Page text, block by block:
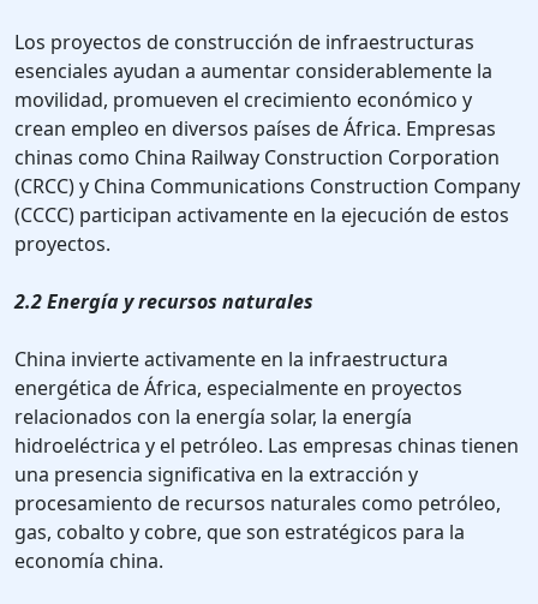
Los proyectos de construcción de infraestructuras
esenciales ayudan a aumentar considerablemente la
movilidad, promueven el crecimiento económico y
crean empleo en diversos países de África. Empresas
chinas como China Railway Construction Corporation
(CRCC) y China Communications Construction Company
(CCCC) participan activamente en la ejecución de estos
proyectos.
2.2 Energía y recursos naturales
China invierte activamente en la infraestructura
energética de África, especialmente en proyectos
relacionados con la energía solar, la energía
hidroeléctrica y el petróleo. Las empresas chinas tienen
una presencia significativa en la extracción y
procesamiento de recursos naturales como petróleo,
gas, cobalto y cobre, que son estratégicos para la
economía china.